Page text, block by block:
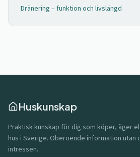
Dränering – funktion och livslängd
Huskunskap
Praktisk kunskap för dig som köper, äger
hus i Sverige. Oberoende information utan
intressen.